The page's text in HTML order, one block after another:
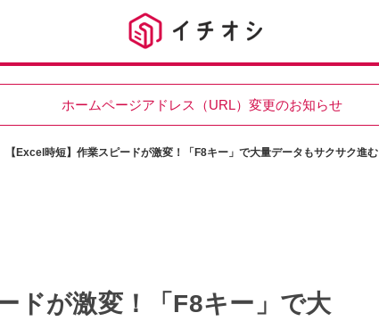
ホームページアドレス（URL）変更のお知らせ
【Excel時短】作業スピードが激変！「F8キー」で大量データもサクサク進む
ドが激変！「F8キー」で大